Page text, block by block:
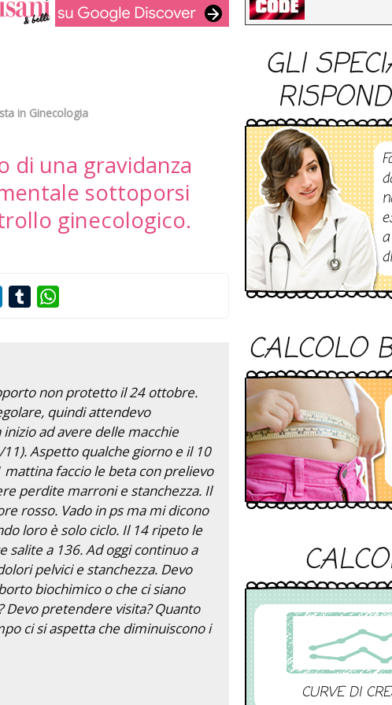
in Ginecologia
di una gravidanza
sottoporsi
ginecologico.
LinkedInTumblr
non protetto il 24 ottobre.
quindi attendevo
ad avere delle macchie
Aspetto qualche giorno e il 10
mattina faccio le beta con prelievo
perdite marroni e stanchezza. Il
rosso. Vado in ps ma mi dicono
loro è solo ciclo. Il 14 ripeto le
salite a 136. Ad oggi continuo a
pelvici e stanchezza. Devo
biochimico o che ci siano
pretendere visita? Quanto
ci si aspetta che diminuiscono i
GLI
CALCOLO
CURVE DI